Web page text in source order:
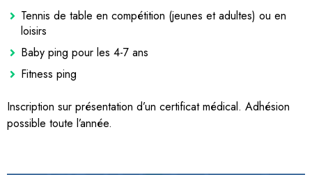
Tennis de table en compétition (jeunes et adultes) ou en
loisirs
Baby ping pour les 4-7 ans
Fitness ping
Inscription sur présentation d’un certificat médical. Adhésion
possible toute l’année.